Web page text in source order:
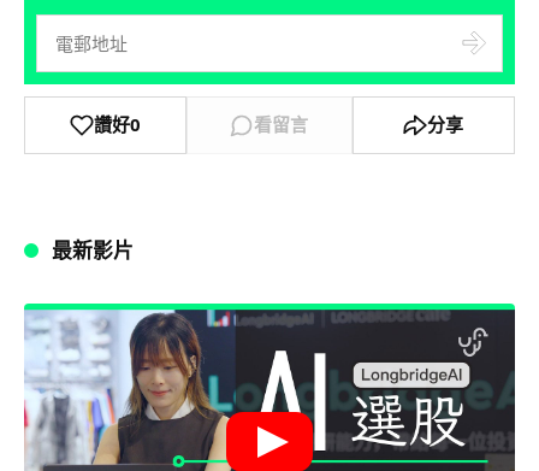
讚好0 看留言 分享
最新影片